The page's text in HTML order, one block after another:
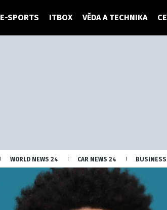
E-SPORTS ITBOX VĚDA A TECHNIKA
WORLD NEWS 24 CAR NEWS 24